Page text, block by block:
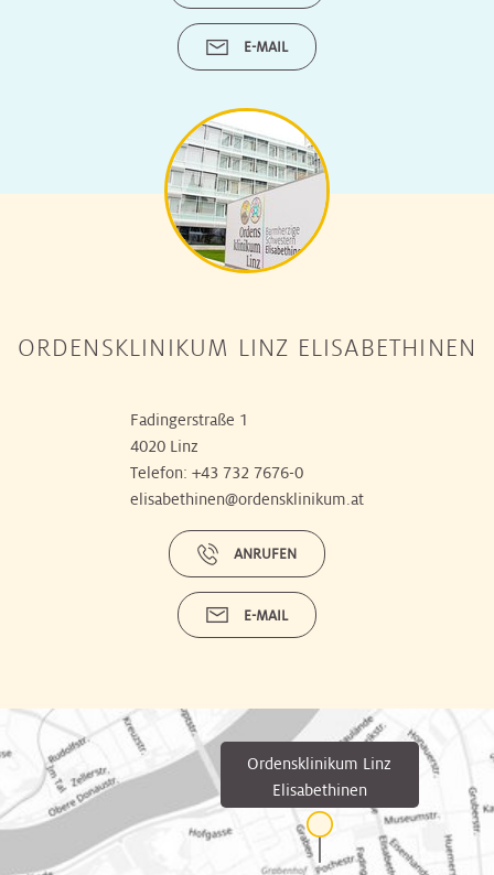
E-MAIL
ORDENSKLINIKUM LINZ ELISABETHINEN
Fadingerstraße 1
4020 Linz
Telefon: +43 732 7676-0
elisabethinen@ordensklinikum.at
ANRUFEN
E-MAIL
Ordensklinikum Linz
Elisabethinen